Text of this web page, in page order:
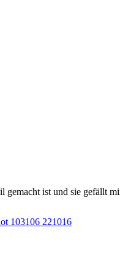
ist und sie gefällt